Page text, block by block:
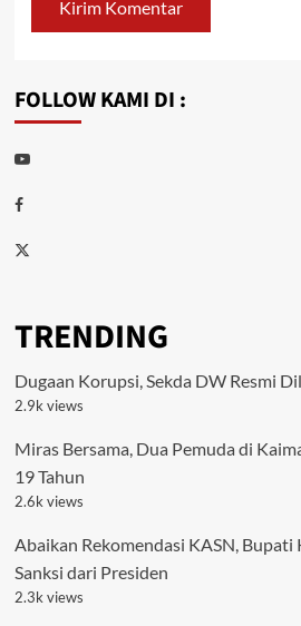
FOLLOW KAMI DI :
Youtube
Facebook
Twitter
TRENDING
Dugaan Korupsi, Sekda DW Resmi
2.9k views
Miras Bersama, Dua Pemuda di
19 Tahun
2.6k views
Abaikan Rekomendasi KASN, Bupati
Sanksi dari Presiden
2.3k views